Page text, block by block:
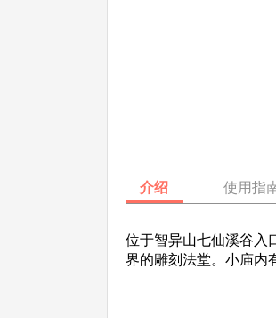
介绍 使用指
位于智异山七仙溪谷入
界的雕刻法堂。小庙内